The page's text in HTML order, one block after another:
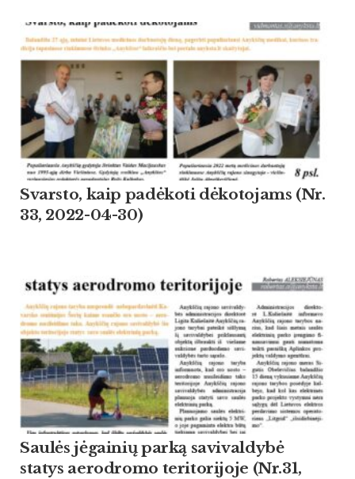
Svarsto, kaip padėkoti dėkotojams (Nr.
33, 2022-04-30)
Saulės jėgainių parką savivaldybė
statys aerodromo teritorijoje (Nr.31,